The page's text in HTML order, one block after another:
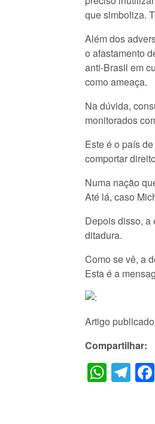
que simboliza.
Além dos
o afastamento
anti-Brasil em
como ameaça.
Na dúvida,
monitorados
Este é o país
comportar
Numa nação
Até lá, caso
Depois disso, a
ditadura.
Como se vê, a
Esta é a
Artigo
Compartilhar: